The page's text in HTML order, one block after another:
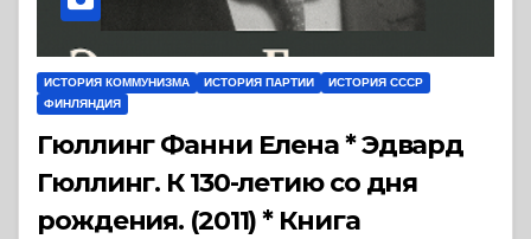
ИСТОРИЯ КОММУНИЗМА ИСТОРИЯ ПАРТИИ
ИСТОРИЯ СССР
ФИНЛЯНДИЯ
Гюллинг Фанни Елена * Эдвард
Гюллинг. К 130-летию со дня
рождения. (2011) * Книга